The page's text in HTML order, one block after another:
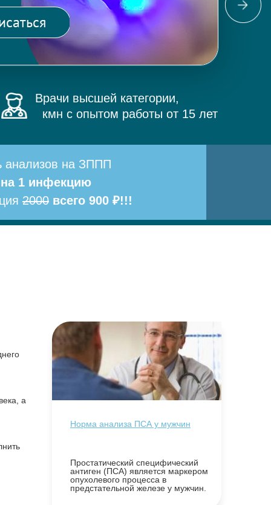
и
Врачи высшей категории,
кмн с опытом работы от 15 лет
анализов на ЗППП
1 инфекцию
2000 всего 900 ₽!!!
а
Норма анализа ПСА у мужчин
Простатический специфический
антиген (ПСА) является маркером
опухолевого процесса в
предстательной железе у мужчин.